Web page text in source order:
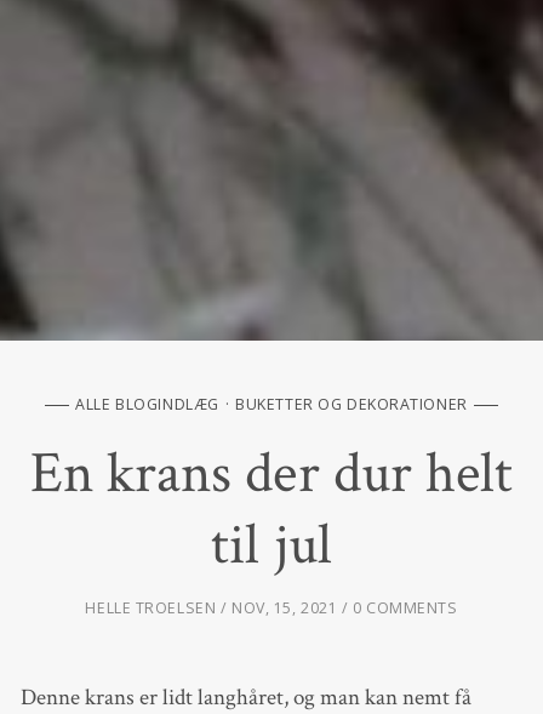
ALLE BLOGINDLÆG BUKETTER OG DEKORATIONER
En krans der dur helt
til jul
HELLE TROELSEN NOV, 15, 2021 0 COMMENTS
Denne krans er lidt langhåret, og man kan nemt få